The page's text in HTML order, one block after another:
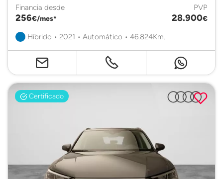
Financia desde
256€/mes*
PVP
28.900€
Híbrido • 2021 • Automático • 46.824Km.
Certificado